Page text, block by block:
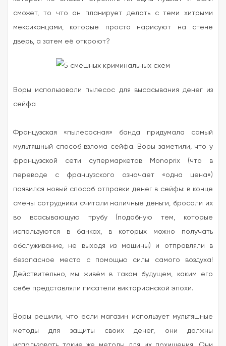
сможет, то что он планирует делать с теми хитрыми
мексиканцами, которые просто нарисуют на стене
дверь, а затем её откроют?
Воры использовали пылесос для высасывания денег из
сейфа
Французская «пылесосная» банда придумала самый
мультяшный способ взлома сейфа. Воры заметили, что у
французской сети супермаркетов Monoprix (что в
переводе с французского означает «одна цена»)
появился новый способ отправки денег в сейфы: в конце
смены сотрудники считали наличные деньги, бросали их
во всасывающую трубу (подобную тем, которые
используются в банках, в которых можно получать
обслуживание, не выходя из машины) и отправляли в
безопасное место с помощью силы самого воздуха!
Действительно, мы живём в таком будущем, каким его
себе представляли писатели викторианской эпохи.
Воры решили, что если магазин использует мультяшные
методы для защиты своих денег, они должны
использовать такие же методы для их похищения. Они